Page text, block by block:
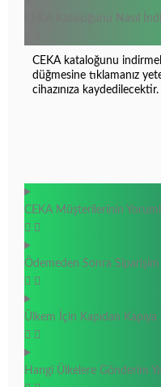
CEKA Kataloğunu Nasıl
CEKA kataloğunu
düğmesine tıklamanız
cihazınıza kaydedilecektir.
CEKA Müşterilerinin
Ödemeden Sonra
Ülkem İçin Kapıdan
Hangi Ülkelere Gönderim